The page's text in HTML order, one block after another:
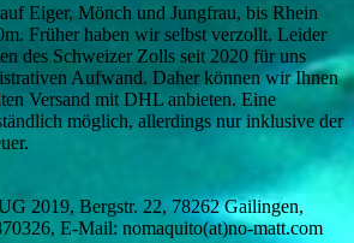
Eiger, Mönch und Jungfrau, bis Rhein
Früher haben wir selbst verzollt. Leider
des Schweizer Zolls seit 2020 für uns
Aufwand. Daher können wir Ihnen
Versand mit DHL anbieten. Eine
möglich, allerdings nur inklusive der
2019, Bergstr. 22, 78262 Gailingen,
E-Mail: nomaquito(at)no-matt.com